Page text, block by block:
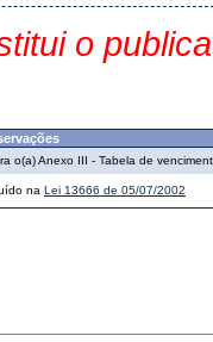
o
o(a) Anexo III - Tabela de
na Lei 13666 de 05/07/2002